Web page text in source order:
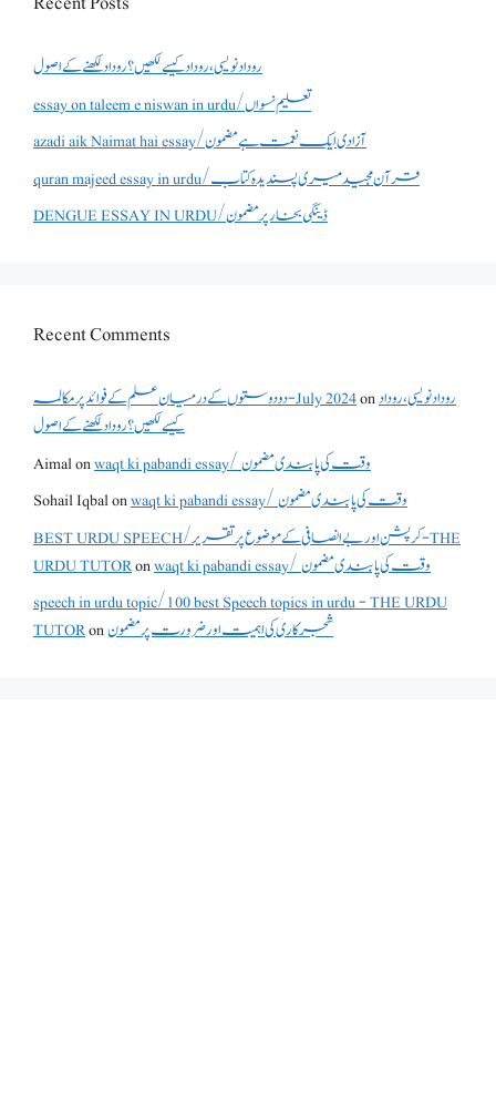
روداد نویسی ،روداد کیسے لکھیں؟ روداد لکھنے کے اصول
essay on taleem e niswan in urdu/تعلیم نسواں
azadi aik Naimat hai essay/آزادی ایک نعمت ہے مضمون
quran majeed essay in urdu/قرآن مجید میری پسندیدہ کتاب
DENGUE ESSAY IN URDU/ڈینگی بخار پر مضمون
Recent Comments
دو دوستوں کے درمیان علم کے فوائد پر مکالمہ - July 2024onروداد نویسی ،روداد
کیسے لکھیں؟ روداد لکھنے کے اصول
Aimalon
waqt ki pabandi essay/ وقت کی پابندی مضمون
Sohail Iqbalon
waqt ki pabandi essay/ وقت کی پابندی مضمون
BEST URDU SPEECH/کرپشن اور بے انصافی کے موضوع پر تقریر - THE
URDU TUTORon
waqt ki pabandi essay/ وقت کی پابندی مضمون
speech in urdu topic/100 best Speech topics in urdu - THE URDU
TUTORonشجرکاری کی اہمیت اور ضرورت پر مضمون